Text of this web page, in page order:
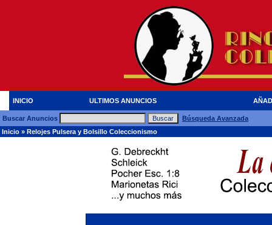
INICIO ULTIMOS ANUNCIOS
Buscar Anuncios
Búsqueda Avanzada
Inicio » Relojes Pulsera y Bolsillo Coleccionismo